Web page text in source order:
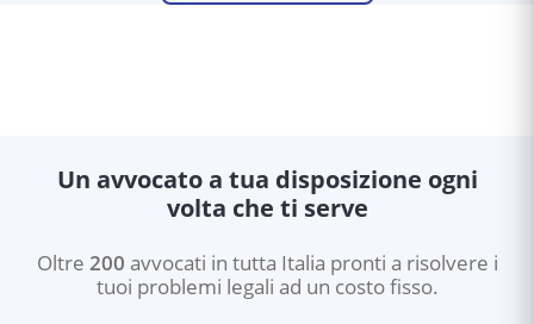
Un avvocato a tua disposizione ogni
volta che ti serve
Oltre 200 avvocati in tutta Italia pronti a risolvere i
tuoi problemi legali ad un costo fisso.